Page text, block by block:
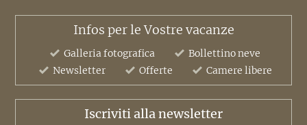
Infos per le Vostre vacanze
Galleria fotografica
Bollettino neve
Newsletter
Offerte Camere libere
Iscriviti alla newsletter